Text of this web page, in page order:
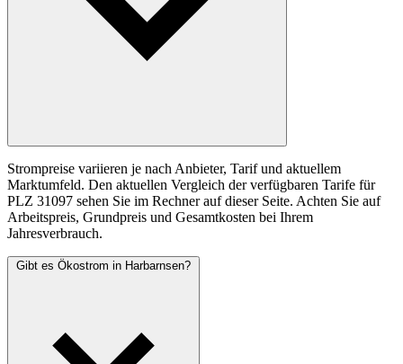
Strompreise variieren je nach Anbieter, Tarif und aktuellem
Marktumfeld. Den aktuellen Vergleich der verfügbaren Tarife für
PLZ 31097 sehen Sie im Rechner auf dieser Seite. Achten Sie auf
Arbeitspreis, Grundpreis und Gesamtkosten bei Ihrem
Jahresverbrauch.
Gibt es Ökostrom in Harbarnsen?